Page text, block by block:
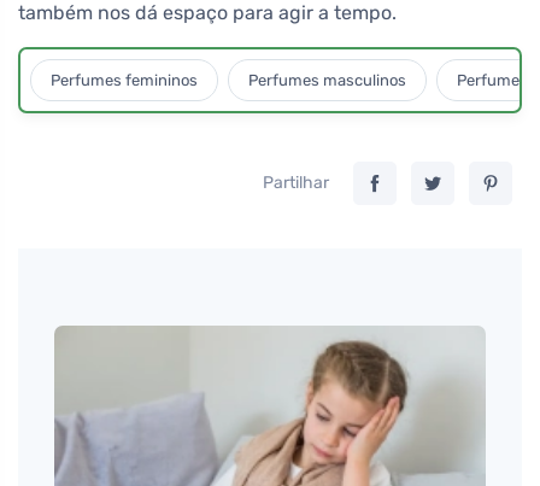
também nos dá espaço para agir a tempo.
Perfumes femininos Perfumes masculinos Perfumes
Partilhar